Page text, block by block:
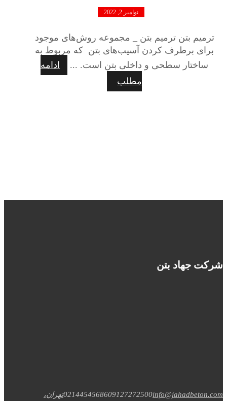
نوامبر 2, 2022
ترمیم بتن ترمیم بتن _ مجموعه روش‌های موجود
برای برطرف کردن آسیب‌های بتن که مربوط به
ساختار سطحی و داخلی بتن است. ...
ادامه
مطلب
شرکت جهاد بتن
0214454568609127272500info@jahadbeton.com
تهران،